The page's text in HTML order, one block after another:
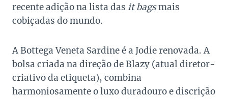
recente adição na lista das it bagsmais
cobiçadas do mundo.
A Bottega Veneta Sardine é a Jodie renovada. A
bolsa criada na direção de Blazy (atual diretor-
criativo da etiqueta), combina
harmoniosamente o luxo duradouro e discrição